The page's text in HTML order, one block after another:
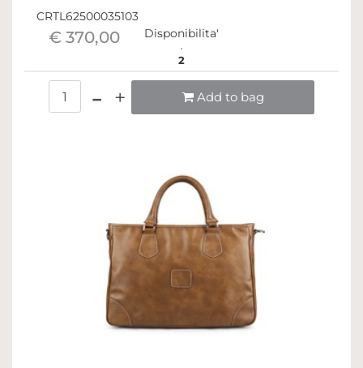
CRTL62500035103
€ 370,00 Disponibilita'
2
Add to bag